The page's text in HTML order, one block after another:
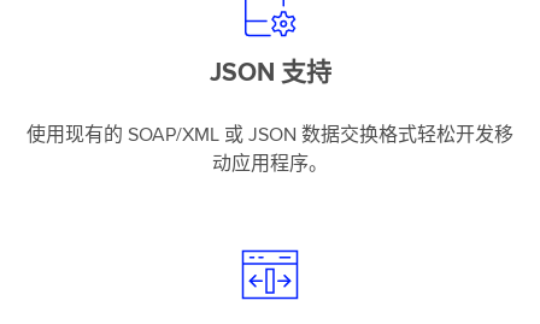
JSON 支持
使用现有的 SOAP/XML 或 JSON 数据交换格式轻松开发移
动应用程序。